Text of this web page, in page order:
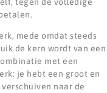
mede omdat steeds
de kern wordt van een
met een
je hebt een groot en
naar de